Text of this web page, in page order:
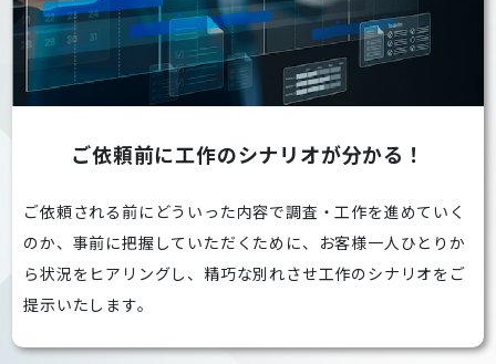
ご依頼前に工作のシナリオが分かる！
ご依頼される前にどういった内容で調査・工作を進めていく
のか、事前に把握していただくために、お客様一人ひとりか
ら状況をヒアリングし、精巧な別れさせ工作のシナリオをご
提示いたします。